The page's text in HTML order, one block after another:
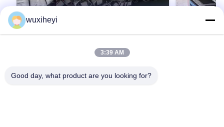
許容の棒を堅くしました
wuxiheyi
3:39 AM
Good day, what product are you looking for?